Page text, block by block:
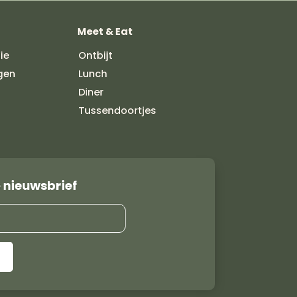
Meet & Eat
Ontbijt
Lunch
Diner
Tussendoortjes
nieuwsbrief